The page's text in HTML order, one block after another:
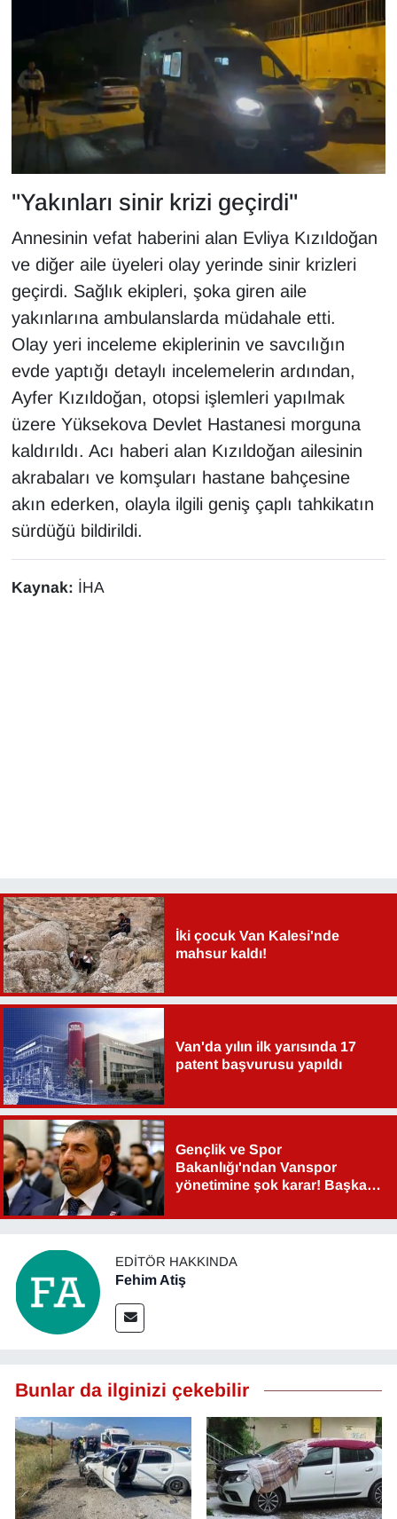
"Yakınları sinir krizi geçirdi"
Annesinin vefat haberini alan Evliya Kızıldoğan
ve diğer aile üyeleri olay yerinde sinir krizleri
geçirdi. Sağlık ekipleri, şoka giren aile
yakınlarına ambulanslarda müdahale etti.
Olay yeri inceleme ekiplerinin ve savcılığın
evde yaptığı detaylı incelemelerin ardından,
Ayfer Kızıldoğan, otopsi işlemleri yapılmak
üzere Yüksekova Devlet Hastanesi morguna
kaldırıldı. Acı haberi alan Kızıldoğan ailesinin
akrabaları ve komşuları hastane bahçesine
akın ederken, olayla ilgili geniş çaplı tahkikatın
sürdüğü bildirildi.
Kaynak: İHA
İki çocuk Van Kalesi'nde
mahsur kaldı!
Van'da yılın ilk yarısında 17
patent başvurusu yapıldı
Gençlik ve Spor
Bakanlığı'ndan Vanspor
yönetimine şok karar! Başkan
EDITÖR HAKKINDA
Fehim Atiş
Bunlar da ilginizi çekebilir